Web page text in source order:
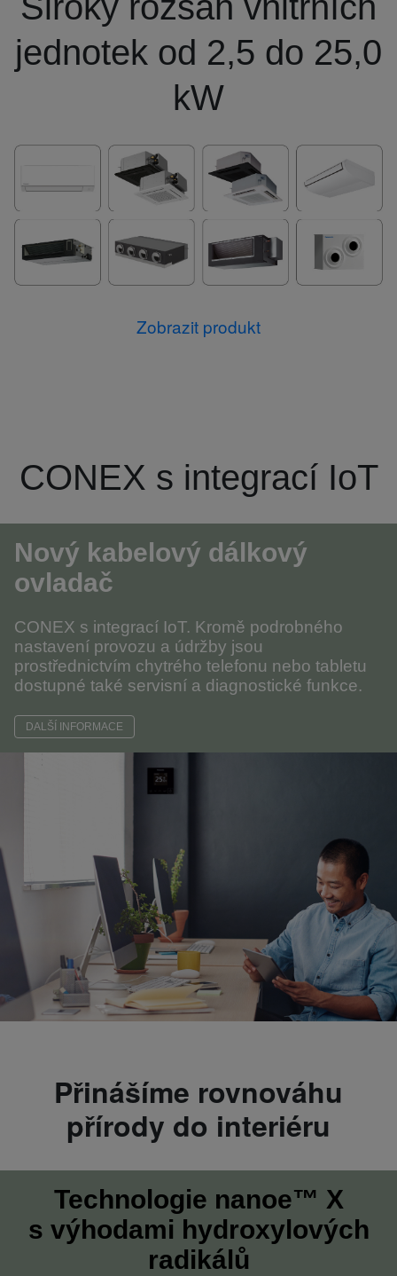
jednotek od 2,5 do 25,0
kW
Zobrazit produkt
CONEX s integrací IoT
Nový kabelový dálkový
ovladač
CONEX s integrací IoT. Kromě podrobného
nastavení provozu a údržby jsou
prostřednictvím chytrého telefonu nebo tabletu
dostupné také servisní a diagnostické funkce.
DALŠÍ INFORMACE
Přinášíme rovnováhu
přírody do interiéru
Technologie nanoe™ X
s výhodami hydroxylových
radikálů